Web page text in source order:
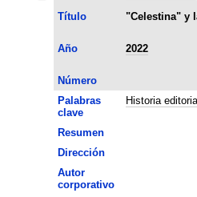
Título
"Celestina" y
Año 2022
Número
Palabras
clave
Historia editorial
Resumen
Dirección
Autor
corporativo